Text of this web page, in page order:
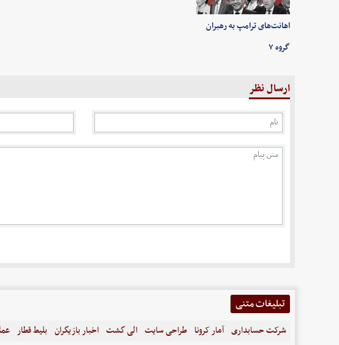
اهانت‌های ترامپ به رهبران
گروه ۷
ارسال نظر
تبلیغات متنی
شرکت حسابداری آمار کرونا طراحی سایت الی گشت اخبار بازیگران بلیط قطار